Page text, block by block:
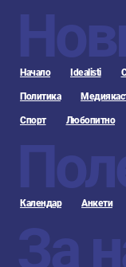
Начало Idealisti
Политика
Спорт Любопитно
Календар Анкети
За